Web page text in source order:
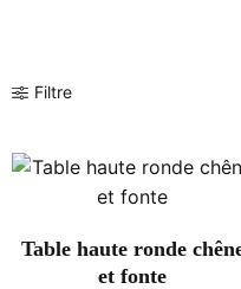
Filtre
Table haute ronde
et fonte